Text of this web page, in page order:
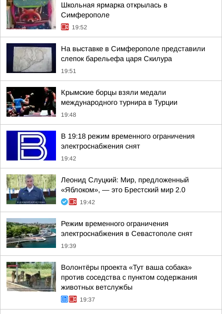
Школьная ярмарка открылась в
Симферополе
19:52
На выставке в Симферополе представили
слепок барельефа царя Скилура
19:51
Крымские борцы взяли медали
международного турнира в Турции
19:48
В 19:18 режим временного ограничения
электроснабжения снят
19:42
Леонид Слуцкий: Мир, предложенный
«Яблоком», — это Брестский мир 2.0
19:42
Режим временного ограничения
электроснабжения в Севастополе снят
19:39
Волонтёры проекта «Тут ваша собака»
против соседства с пунктом содержания
животных ветслужбы
19:37